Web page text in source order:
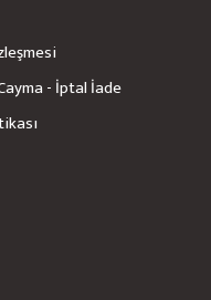
- İptal İade